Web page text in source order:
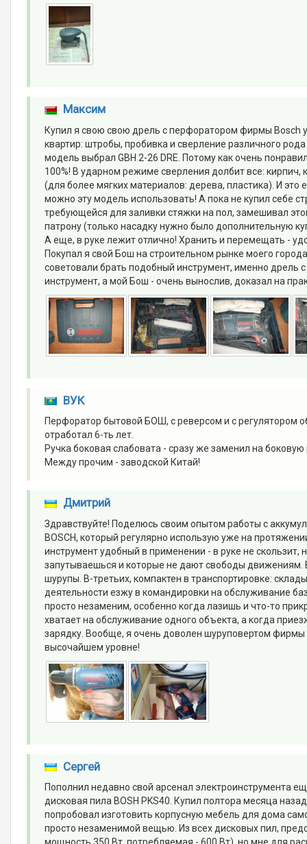
Максим
Купил я свою свою дрель с перфоратором фирмы Bosch
квартир: штробы, пробивка и сверление различного
модель выбрал GBH 2-26 DRE. Потому как очень
100%! В ударном режиме сверления долбит все:
(для более мягких материалов: дерева, пластика). И
можно эту модель использовать! А пока не купил себе
требующейся для заливки стяжки на пол, замешивал
патрону (только насадку нужно было дополнительную
А еще, в руке лежит отлично! Хранить и перемещать -
Покупал я свой Бош на строительном рынке моего
советовали брать подобный инструмент, именно
инструмент, а мой Бош - очень вынослив, доказал на
ВУК
Перфоратор бытовой БОШ, с реверсом и с регулятором
отработал 6-ть лет.
Ручка боковая слабовата - сразу же заменил на
Между прочим - заводской Китай!
Дмитрий
Здравствуйте! Поделюсь своим опытом работы с
BOSCH, который регулярно использую уже на
инструмент удобный в применении - в руке не скользит,
запутываешься и которые не дают свободы движениям.
шурупы. В-третьих, компактен в транспортировке:
деятельности езжу в командировки на обслуживание
просто незаменим, особенно когда лазишь и что-то
хватает на обслуживание одного объекта, а когда
зарядку. Вообще, я очень доволен шуруповертом фирмы
высочайшем уровне!
Сергей
Пополнил недавно свой арсенал электроинструмента
дисковая пила BOSH PKS40. Купил полтора месяца
попробовал изготовить корпусную мебель для дома
просто незаменимой вещью. Из всех дисковых пил,